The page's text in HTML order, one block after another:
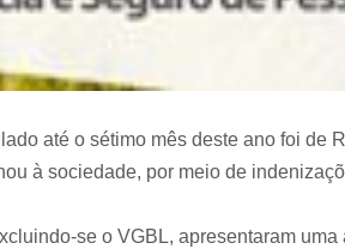
até o sétimo mês deste ano foi de
à sociedade, por meio de
se o VGBL, apresentaram